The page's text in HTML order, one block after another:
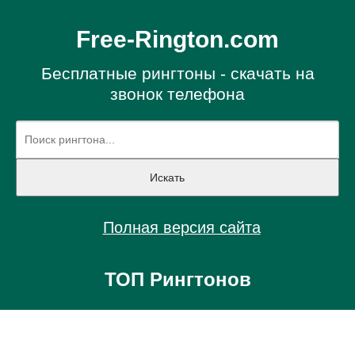
Free-Rington.com
Бесплатные рингтоны - скачать на
звонок телефона
Полная версия сайта
ТОП Рингтонов